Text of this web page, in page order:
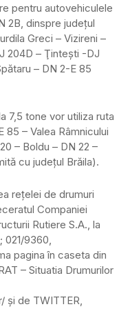
pentru autovehiculele
2B, dinspre judeţul
Greci – Vizireni –
204D – Ţinteşti -DJ
– DN 2-E 85
7,5 tone vor utiliza ruta
85 – Valea Râmnicului
– Boldu – DN 22 –
cu judeţul Brăila).
reţelei de drumuri
Companiei
Rutiere S.A., la
021/9360,
pagina în caseta din
– Situatia Drumurilor
şi de TWITTER,